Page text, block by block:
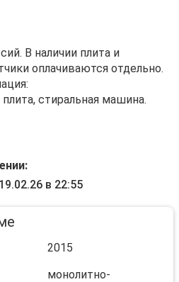
В наличии плита и
оплачиваются отдельно.
стиральная машина.
в 22:55
2015
монолитно-